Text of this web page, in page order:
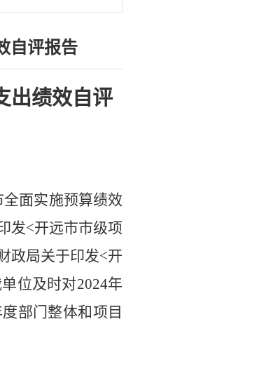
自评报告
出绩效自评
全面实施预算绩效
发<开远市市级项
政局关于印发<开
位及时对2024年
度部门整体和项目